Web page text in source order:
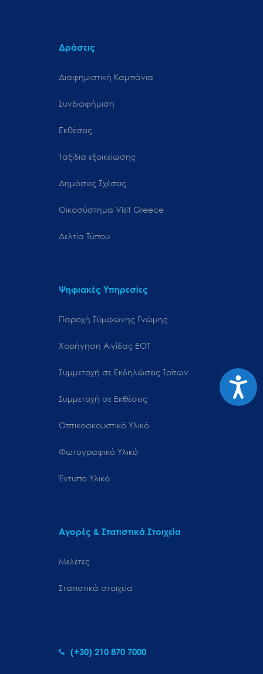
Δράσεις
Διαφημιστική Καμπάνια
Συνδιαφήμιση
Εκθέσεις
Ταξίδια εξοικείωσης
Δημόσιες Σχέσεις
Oικοσύστημα Visit Greece
Δελτία Τύπου
Ψηφιακές Υπηρεσίες
Παροχή Σύμφωνης Γνώμης
Χορήγηση Αιγίδας ΕΟΤ
Συμμετοχή σε Εκδηλώσεις Τρίτων
Συμμετοχή σε Εκθέσεις
Οπτικοακουστικό Υλικό
Φωτογραφικό Υλικό
Έντυπο Υλικό
Αγορές & Στατιστικά Στοιχεία
Μελέτες
Στατιστικά στοιχεία
(+30) 210 870 7000